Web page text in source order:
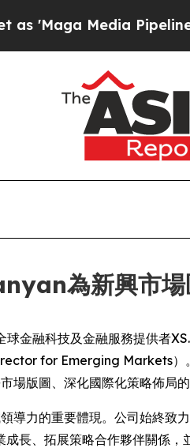
Media Pipeline'
為新興市場
金融科技及金融服務提供者
for Emerging Markets）
場版圖、深化國際化策略佈局的
導力的重要體現。公司始終致
長、拓展策略合作夥伴關係，